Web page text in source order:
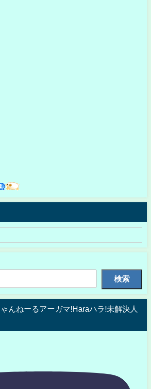
検索
んねーるアーガマ!Haraハラ!未解決人